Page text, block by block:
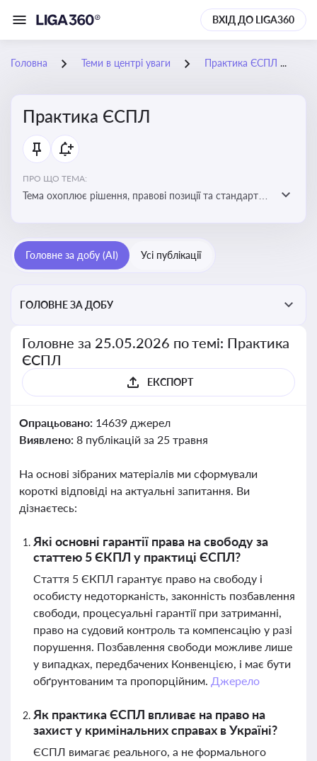
ВХІД ДО LIGA360
Головна Теми в центрі уваги Практика ЄСПЛ
Практика ЄСПЛ
ПРО ЩО ТЕМА:
Тема охоплює рішення, правові позиції та стандарти
Україні
Головне за добу (AI) Усі публікації
ГОЛОВНЕ ЗА ДОБУ
Головне за 25.05.2026 по темі: Практика
ЄСПЛ
ЕКСПОРТ
Опрацьовано: 14639 джерел
Виявлено: 8 публікацій за 25 травня
На основі зібраних матеріалів ми сформували
короткі відповіді на актуальні запитання. Ви
дізнаєтесь:
Які основні гарантії права на свободу за
статтею 5 ЄКПЛ у практиці ЄСПЛ?
Стаття 5 ЄКПЛ гарантує право на свободу і
особисту недоторканість, законність позбавлення
свободи, процесуальні гарантії при затриманні,
право на судовий контроль та компенсацію у разі
порушення. Позбавлення свободи можливе лише
у випадках, передбачених Конвенцією, і має бути
обґрунтованим та пропорційним. Джерело
Як практика ЄСПЛ впливає на право на
захист у кримінальних справах в Україні?
ЄСПЛ вимагає реального, а не формального